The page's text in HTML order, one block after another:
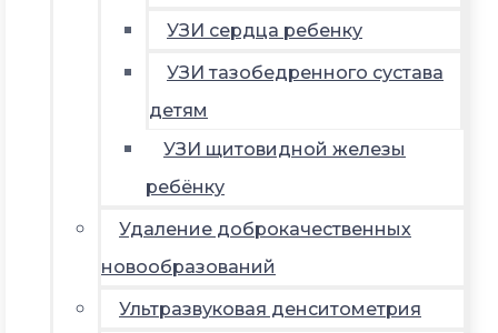
УЗИ сердца ребенку
УЗИ тазобедренного сустава
детям
УЗИ щитовидной железы
ребёнку
Удаление доброкачественных
новообразований
Ультразвуковая денситометрия